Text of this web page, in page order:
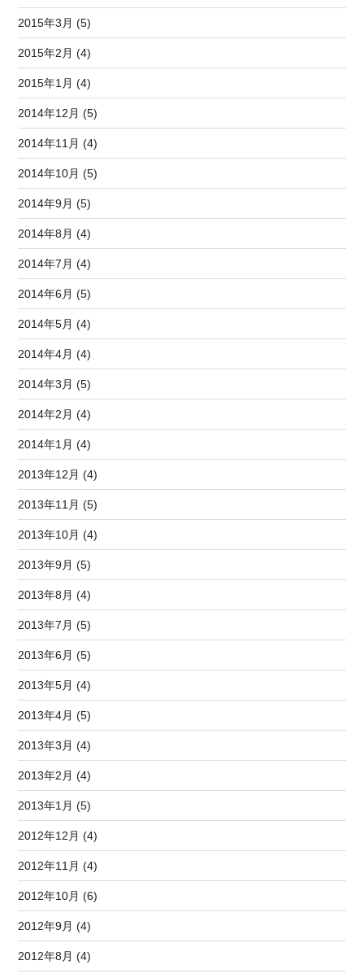
2015年3月 (5)
2015年2月 (4)
2015年1月 (4)
2014年12月 (5)
2014年11月 (4)
2014年10月 (5)
2014年9月 (5)
2014年8月 (4)
2014年7月 (4)
2014年6月 (5)
2014年5月 (4)
2014年4月 (4)
2014年3月 (5)
2014年2月 (4)
2014年1月 (4)
2013年12月 (4)
2013年11月 (5)
2013年10月 (4)
2013年9月 (5)
2013年8月 (4)
2013年7月 (5)
2013年6月 (5)
2013年5月 (4)
2013年4月 (5)
2013年3月 (4)
2013年2月 (4)
2013年1月 (5)
2012年12月 (4)
2012年11月 (4)
2012年10月 (6)
2012年9月 (4)
2012年8月 (4)